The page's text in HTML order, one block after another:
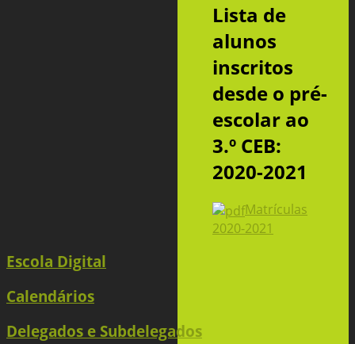
Lista de
alunos
inscritos
desde o pré-
escolar ao
3.º CEB:
2020-2021
Matrículas
2020-2021
Escola Digital
Calendários
Delegados e Subdelegados